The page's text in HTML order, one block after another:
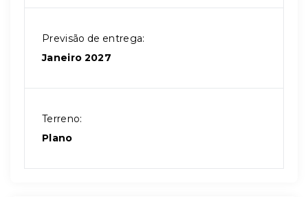
Previsão de entrega:
Janeiro 2027
Terreno:
Plano